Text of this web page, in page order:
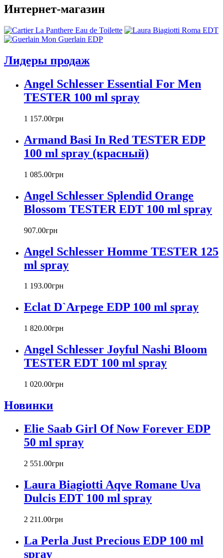
Annick Goutal
Antonio Banderas
Aramis
Armaf
Atelier Cologne
Badgley Mischka
Baldinini
Banana Republic
Barex
Beyonce
Bill Blass
Biotherm
Blumarine
Bottega Veneta
Boucheron
Bourjois
Britney Spears
Bruno Banani
Burberry
Bvlgari
Byblos
Calvin Klein
Canali
Carla Fracci
Carolina Herrera
Caron
Cartier
Chanel
Chloe
Chopard
Christian Audigier
Christian Dior
Christina Aguilera
Cindy Crawford
Clinique
Clive Christian
Cofinluxe
Costume National
Couch
Интернет-магазин
Лидеры продаж
Angel Schlesser Essential For Men
TESTER 100 ml spray
1 157.00грн
Armand Basi In Red TESTER EDP
100 ml spray (красный)
1 085.00грн
Angel Schlesser Splendid Orange
Blossom TESTER EDT 100 ml spray
907.00грн
Angel Schlesser Homme TESTER 125
ml spray
1 193.00грн
Eclat D`Arpege EDP 100 ml spray
1 820.00грн
Angel Schlesser Joyful Nashi Bloom
TESTER EDT 100 ml spray
1 020.00грн
Новинки
Elie Saab Girl Of Now Forever EDP
50 ml spray
2 551 .00грн
Laura Biagiotti Aqve Romane Uva
Dulcis EDT 100 ml spray
2 211 .00грн
La Perla Just Precious EDP 100 ml
spray